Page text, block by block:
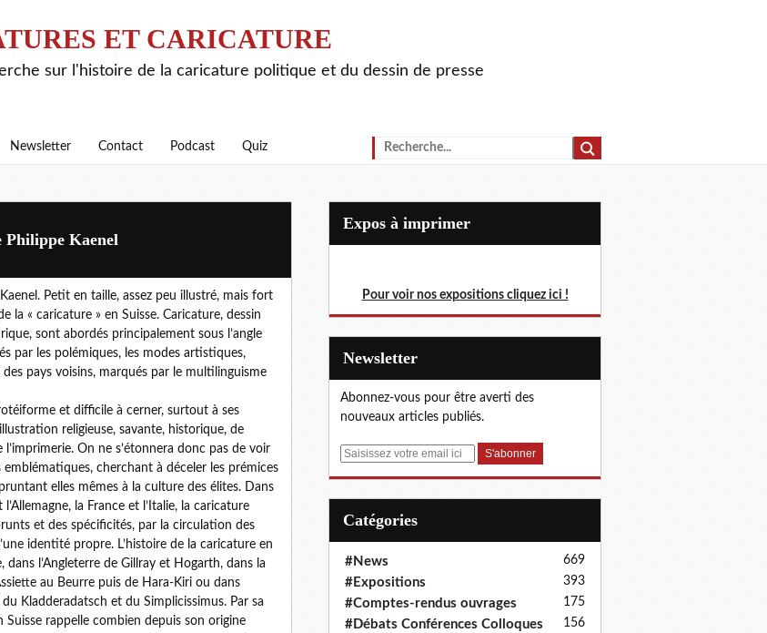
ET CARICATURE
sur l'histoire de la caricature politique et du dessin de presse
Newsletter Contact Podcast Quiz
Philippe Kaenel
Petit en taille, assez peu illustré, mais fort
la « caricature » en Suisse. Caricature, dessin
sont abordés principalement sous l’angle
par les polémiques, les modes artistiques,
pays voisins, marqués par le multilinguisme
et difficile à cerner, surtout à ses
religieuse, savante, historique, de
On ne s’étonnera donc pas de voir
emblématiques, cherchant à déceler les prémices
elles mêmes à la culture des élites. Dans
la France et l’Italie, la caricature
et des spécificités, par la circulation des
identité propre. L’histoire de la caricature en
dans l’Angleterre de Gillray et Hogarth, dans la
au Beurre puis de Hara-Kiri ou dans
Kladderadatsch et du Simplicissimus. Par sa
rappelle combien depuis son origine
Expos à imprimer
Pour voir nos expositions cliquez ici !
Newsletter
Abonnez-vous pour être averti des
nouveaux articles publiés.
E
Catégories
#News 669
#Expositions 393
#Comptes-rendus ouvrages 175
#Débats Conférences Colloques 156